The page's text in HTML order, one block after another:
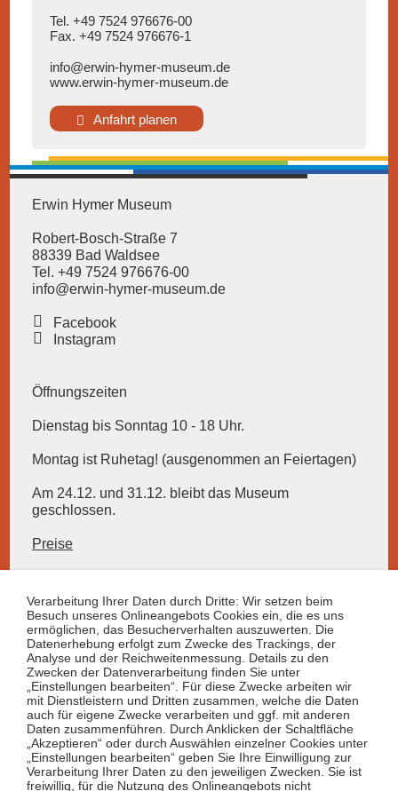
Tel. +49 7524 976676-00
Fax. +49 7524 976676-1
info@erwin-hymer-museum.de
www.erwin-hymer-museum.de
Anfahrt planen
Erwin Hymer Museum
Robert-Bosch-Straße 7
88339 Bad Waldsee
Tel. +49 7524 976676-00
info@erwin-hymer-museum.de
Facebook
Instagram
Öffnungszeiten
Dienstag bis Sonntag 10 - 18 Uhr.
Montag ist Ruhetag! (ausgenommen an Feiertagen)
Am 24.12. und 31.12. bleibt das Museum
geschlossen.
Preise
Informationen
Anfahrt
Kontakt
Offene Stellen
Datenschutz
Impressum / BFSG
Verarbeitung Ihrer Daten durch Dritte: Wir setzen beim
Besuch unseres Onlineangebots Cookies ein, die es uns
ermöglichen, das Besucherverhalten auszuwerten. Die
Datenerhebung erfolgt zum Zwecke des Trackings, der
Analyse und der Reichweitenmessung. Details zu den
Zwecken der Datenverarbeitung finden Sie unter
„Einstellungen bearbeiten“. Für diese Zwecke arbeiten wir
mit Dienstleistern und Dritten zusammen, welche die Daten
auch für eigene Zwecke verarbeiten und ggf. mit anderen
Daten zusammenführen. Durch Anklicken der Schaltfläche
„Akzeptieren“ oder durch Auswählen einzelner Cookies unter
„Einstellungen bearbeiten“ geben Sie Ihre Einwilligung zur
Verarbeitung Ihrer Daten zu den jeweiligen Zwecken. Sie ist
freiwillig, für die Nutzung des Onlineangebots nicht